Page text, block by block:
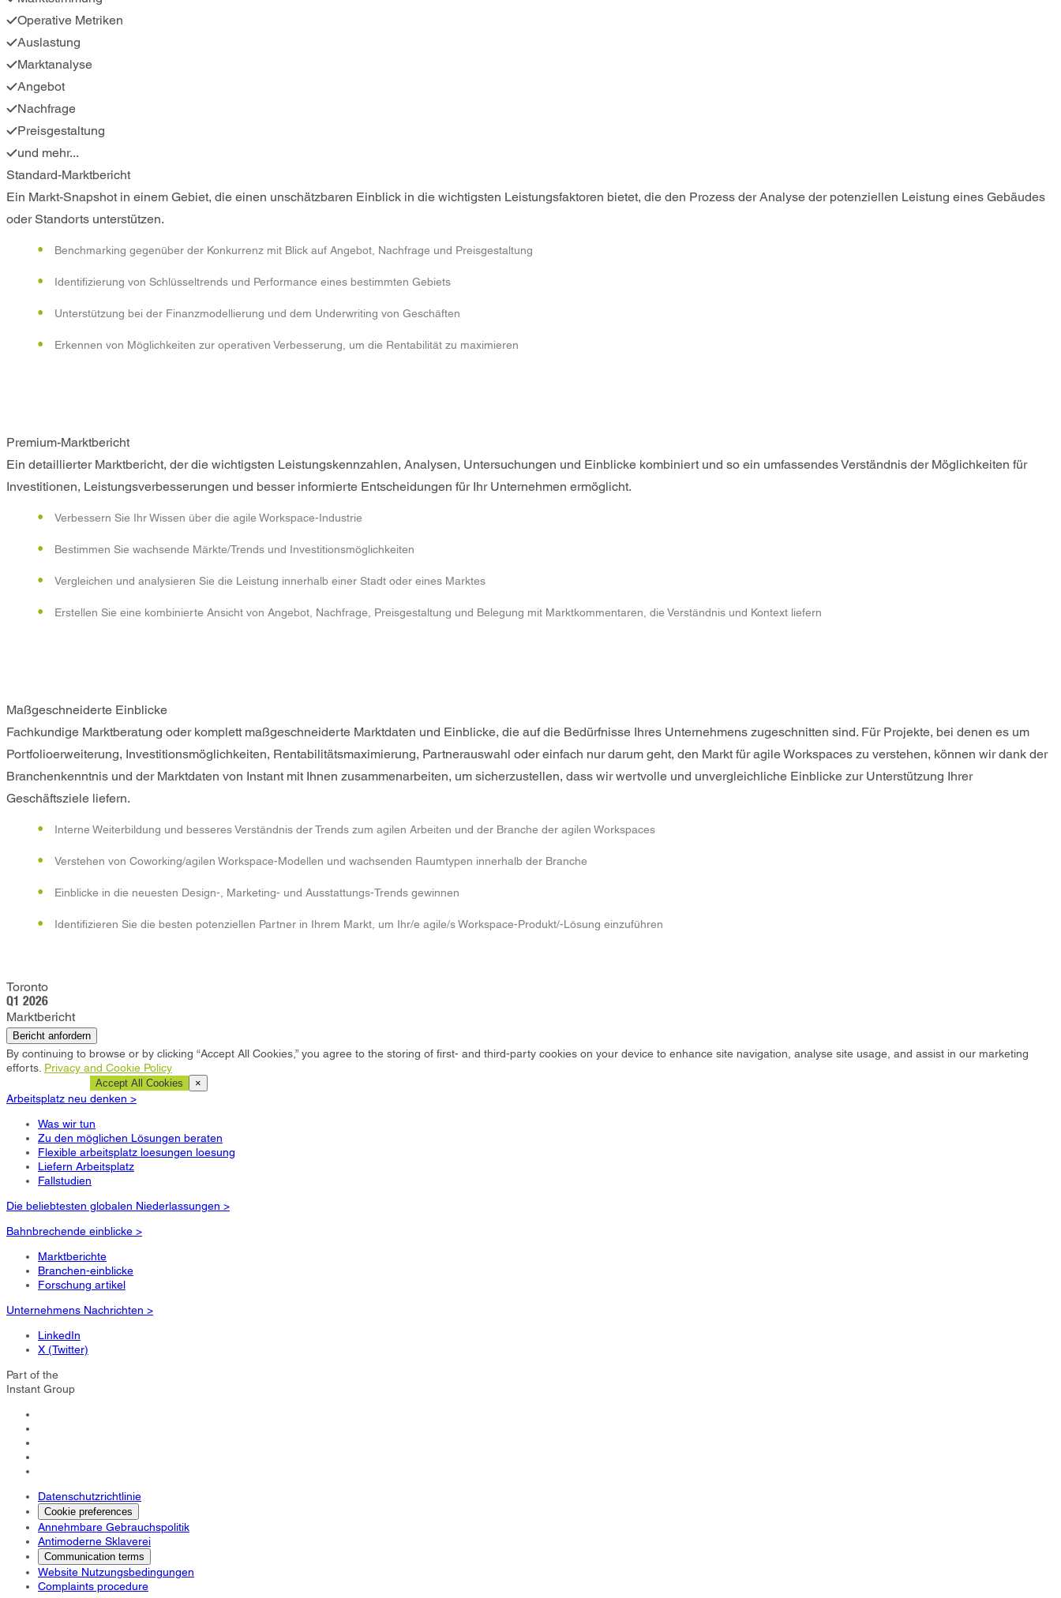
Operative Metriken
Auslastung
Marktanalyse
Angebot
Nachfrage
Preisgestaltung
und mehr...
Standard-Marktbericht
Ein Markt-Snapshot in einem Gebiet, die einen unschätzbaren Einblick in die wichtigsten Leistungsfaktoren bietet, die den Prozess der Analyse der potenziellen Leistung eines Gebäudes
oder Standorts unterstützen.
Benchmarking gegenüber der Konkurrenz mit Blick auf Angebot, Nachfrage und Preisgestaltung
Identifizierung von Schlüsseltrends und Performance eines bestimmten Gebiets
Unterstützung bei der Finanzmodellierung und dem Underwriting von Geschäften
Erkennen von Möglichkeiten zur operativen Verbesserung, um die Rentabilität zu maximieren
Premium-Marktbericht
Ein detaillierter Marktbericht, der die wichtigsten Leistungskennzahlen, Analysen, Untersuchungen und Einblicke kombiniert und so ein umfassendes Verständnis der Möglichkeiten für
Investitionen, Leistungsverbesserungen und besser informierte Entscheidungen für Ihr Unternehmen ermöglicht.
Verbessern Sie Ihr Wissen über die agile Workspace-Industrie
Bestimmen Sie wachsende Märkte/Trends und Investitionsmöglichkeiten
Vergleichen und analysieren Sie die Leistung innerhalb einer Stadt oder eines Marktes
Erstellen Sie eine kombinierte Ansicht von Angebot, Nachfrage, Preisgestaltung und Belegung mit Marktkommentaren, die Verständnis und Kontext liefern
Maßgeschneiderte Einblicke
Fachkundige Marktberatung oder komplett maßgeschneiderte Marktdaten und Einblicke, die auf die Bedürfnisse Ihres Unternehmens zugeschnitten sind. Für Projekte, bei denen es um
Portfolioerweiterung, Investitionsmöglichkeiten, Rentabilitätsmaximierung, Partnerauswahl oder einfach nur darum geht, den Markt für agile Workspaces zu verstehen, können wir dank der
Branchenkenntnis und der Marktdaten von Instant mit Ihnen zusammenarbeiten, um sicherzustellen, dass wir wertvolle und unvergleichliche Einblicke zur Unterstützung Ihrer
Geschäftsziele liefern.
Interne Weiterbildung und besseres Verständnis der Trends zum agilen Arbeiten und der Branche der agilen Workspaces
Verstehen von Coworking/agilen Workspace-Modellen und wachsenden Raumtypen innerhalb der Branche
Einblicke in die neuesten Design-, Marketing- und Ausstattungs-Trends gewinnen
Identifizieren Sie die besten potenziellen Partner in Ihrem Markt, um Ihr/e agile/s Workspace-Produkt/-Lösung einzuführen
Toronto
Q1 2026
Marktbericht
Bericht anfordern
By continuing to browse or by clicking “Accept All Cookies,” you agree to the storing of first- and third-party cookies on your device to enhance site navigation, analyse site usage, and assist in our marketing
efforts. Privacy and Cookie Policy
Accept All Cookies ×
Arbeitsplatz neu denken >
Was wir tun
Zu den möglichen Lösungen beraten
Flexible arbeitsplatz loesungen loesung
Liefern Arbeitsplatz
Fallstudien
Die beliebtesten globalen Niederlassungen >
Bahnbrechende einblicke >
Marktberichte
Branchen-einblicke
Forschung artikel
Unternehmens Nachrichten >
LinkedIn
X (Twitter)
Part of the
Instant Group
Datenschutzrichtlinie
Cookie preferences
Annehmbare Gebrauchspolitik
Antimoderne Sklaverei
Communication terms
Website Nutzungsbedingungen
Complaints procedure